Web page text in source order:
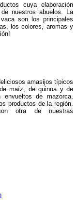
cuya elaboración
nuestros abuelos. La
son los principales
los colores, aromas y
amasijos típicos
maíz, de quinua y de
de mazorca,
productos de la región.
otra de nuestras